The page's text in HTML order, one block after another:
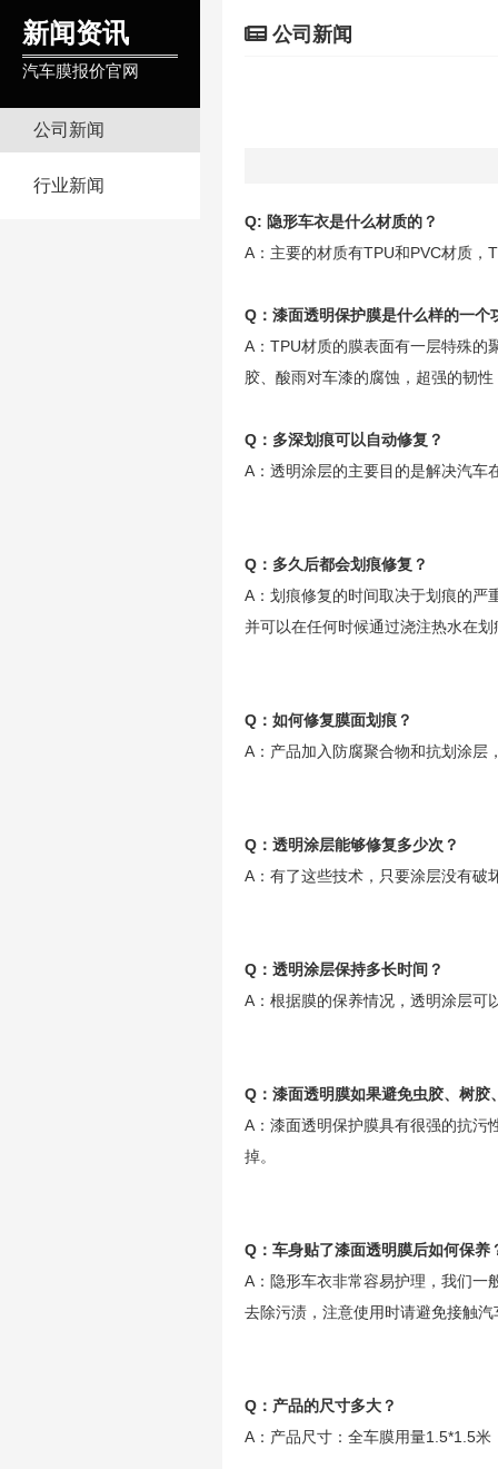
新闻资讯
汽车膜报价官网
公司新闻
行业新闻
公司新闻
Q: 隐形车衣是什么材质的？
A：主要的材质有TPU和PVC材质，
Q：漆面透明保护膜是什么样的一个
A：TPU材质的膜表面有一层特殊的
胶、酸雨对车漆的腐蚀，超强的韧
Q：多深划痕可以自动修复？
A：透明涂层的主要目的是解决汽车
Q：多久后都会划痕修复？
A：划痕修复的时间取决于划痕的严
并可以在任何时候通过浇注热水在
Q：如何修复膜面划痕？
A：产品加入防腐聚合物和抗划涂层
Q：透明涂层能够修复多少次？
A：有了这些技术，只要涂层没有破
Q：透明涂层保持多长时间？
A：根据膜的保养情况，透明涂层可
Q：漆面透明膜如果避免虫胶、树胶
A：漆面透明保护膜具有很强的抗污
掉。
Q：车身贴了漆面透明膜后如何保养
A：隐形车衣非常容易护理，我们一
去除污渍，注意使用时请避免接触
Q：产品的尺寸多大？
A：产品尺寸：全车膜用量1.5*1.5